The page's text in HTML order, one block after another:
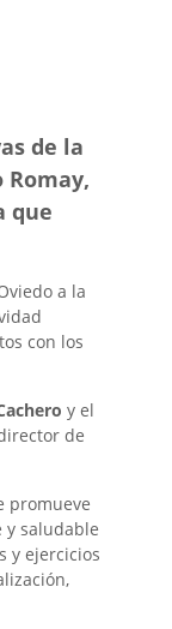
de la
que
a la
con los
y el
de
promueve
y saludable
y ejercicios